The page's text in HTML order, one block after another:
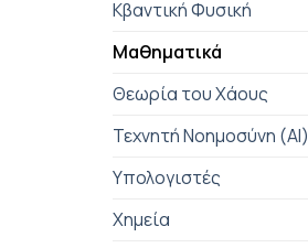
Κβαντική Φυσική
Μαθηματικά
Θεωρία του Χάους
Τεχνητή Νοημοσύνη (AI)
Υπολογιστές
Χημεία